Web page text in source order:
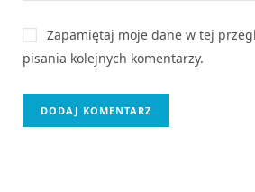
Zapamiętaj moje dane w tej
pisania kolejnych komentarzy.